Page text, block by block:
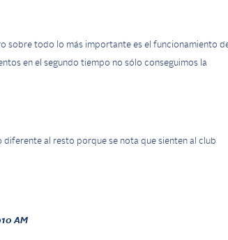
sobre todo lo más importante es el funcionamiento
en el segundo tiempo no sólo conseguimos la
diferente al resto porque se nota que sienten al club
AM